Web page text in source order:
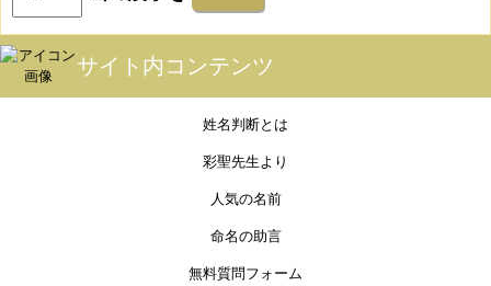
サイト内コンテンツ
姓名判断とは
彩聖先生より
人気の名前
命名の助言
無料質問フォーム